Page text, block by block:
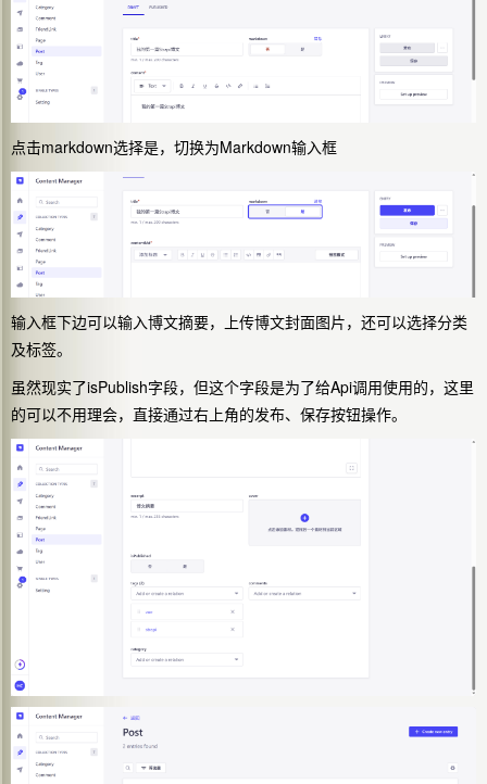
点击markdown选择是，切换为Markdown输入框
输入框下边可以输入博文摘要，上传博文封面图片，还可以选择分类
及标签。
虽然现实了isPublish字段，但这个字段是为了给Api调用使用的，这里
的可以不用理会，直接通过右上角的发布、保存按钮操作。